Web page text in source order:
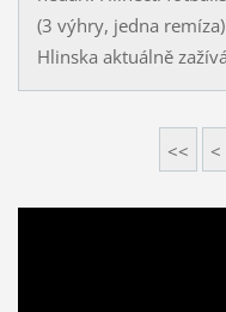
(3 výhry, jedna
Hlinska aktuálně
<< <